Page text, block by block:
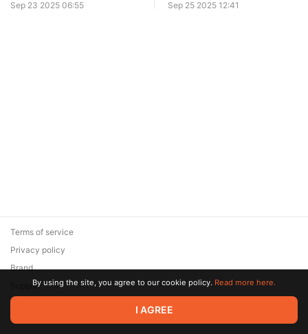
свою неидеальность
Sep 23 2025 06:55 Sep 25 2025 12:41
© 2026 Zaya Solutions Limited. All rights reserved. All trademarks
are the property of their respective owners.
Terms of service
Privacy policy
Brand
SupportBy using the site, you agree to our cookie policy. Read more here.
I AGREE